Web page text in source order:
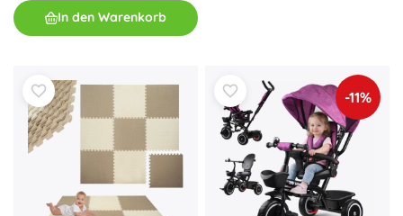
In den Warenkorb
-11%